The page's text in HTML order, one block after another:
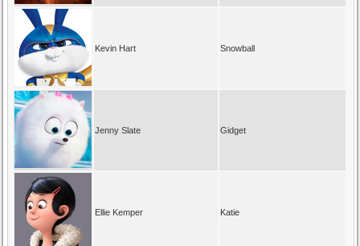
Kevin Hart Snowball
Jenny Slate Gidget
Ellie Kemper Katie